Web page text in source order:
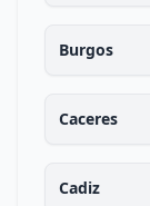
Burgos
Caceres
Cadiz